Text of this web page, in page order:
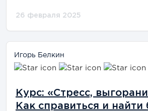
26 февраля 2025
Игорь Белкин
Курс: «Стресс,
Как справиться и найти